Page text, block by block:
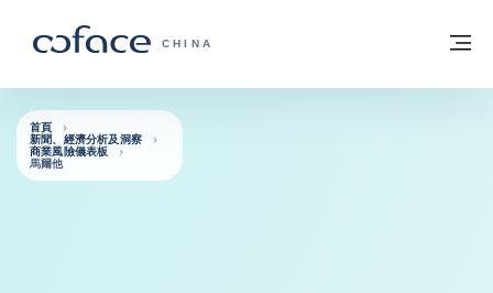
科法斯：攜手共創安全貿易 - 首頁
CHINA
返回首頁
首頁
新聞、經濟分析及洞察
商業風險儀表板
馬爾他